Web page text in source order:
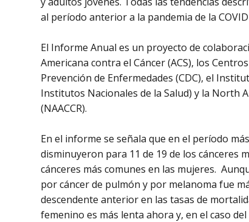
al período anterior a la pandemia de la
El Informe Anual es un proyecto de
Americana contra el Cáncer (ACS), los
Prevención de Enfermedades (CDC), el
Institutos Nacionales de la Salud) y la North
(NAACCR).
En el informe se señala que en el período
disminuyeron para 11 de 19 de los cánceres
cánceres más comunes en las mujeres.
por cáncer de pulmón y por melanoma fue
descendente anterior en las tasas de
femenino es más lenta ahora y, en el caso